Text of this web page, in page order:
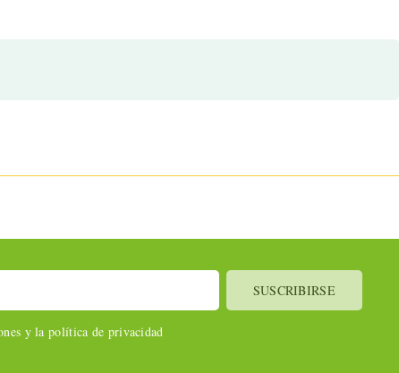
y la política de privacidad